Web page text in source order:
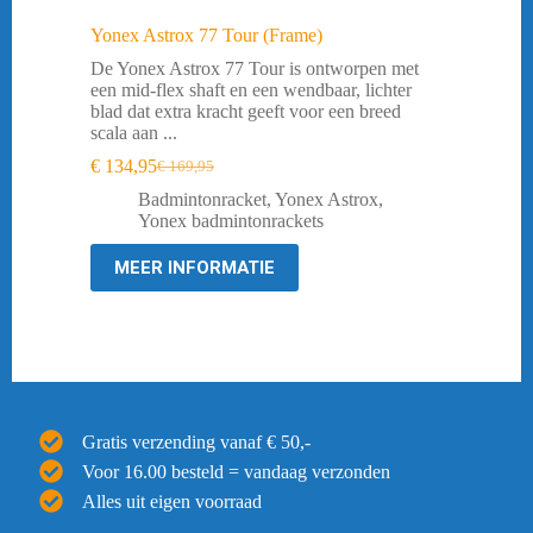
Yonex Astrox 77 Tour (Frame)
De Yonex Astrox 77 Tour is ontworpen met
een mid-flex shaft en een wendbaar, lichter
blad dat extra kracht geeft voor een breed
scala aan ...
€169,95
Oorspronkelijke
prijs
was:
€ 169,95.
€ 134,95Huidige
prijs
is:
€ 134,95.
Badmintonracket, Yonex Astrox,
Yonex badmintonrackets
MEER INFORMATIE
Gratis verzending vanaf € 50,-
Voor 16.00 besteld = vandaag verzonden
Alles uit eigen voorraad